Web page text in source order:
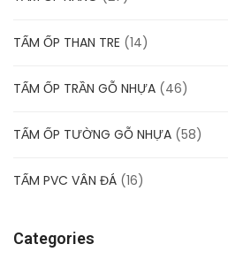
TẤM ỐP THAN TRE (14)
TẤM ỐP TRẦN GỖ NHỰA (46)
TẤM ỐP TƯỜNG GỖ NHỰA (58)
TẤM PVC VÂN ĐÁ (16)
Categories